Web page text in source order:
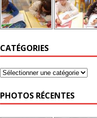
CATÉGORIES
PHOTOS RÉCENTES